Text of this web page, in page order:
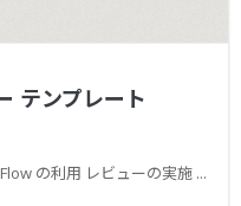
テンプレート
の利用 レビューの実施 ...